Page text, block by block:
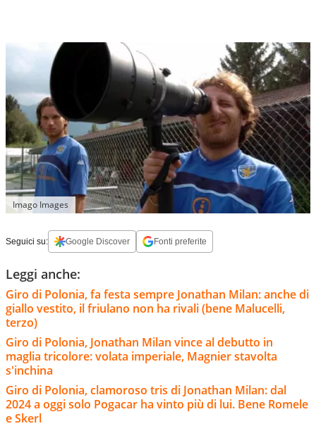
Imago Images
Seguici su: Google Discover Fonti preferite
Leggi anche:
Giro di Polonia, fa festa sempre Jonathan Milan: anche di
giallo vestito, il friulano non ha rivali (bene Malucelli,
terzo)
Giro di Polonia, Jonathan Milan vince al debutto in
maglia tricolore: volata imperiale, Magnier stavolta
s'inchina
Giro di Polonia, clamoroso tris di Jonathan Milan: dal
2024 a oggi solo Pogacar ha vinto più di lui. Bene Romele
e Skerl